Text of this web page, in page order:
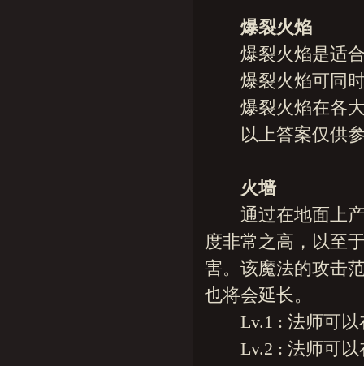
爆裂火焰
爆裂火焰是适合
爆裂火焰可同时
爆裂火焰在各大
以上答案仅供参
火墙
通过在地面上产
度非常之高，以至
害。该魔法的攻击
也将会延长。
Lv.1 : 法师可以
Lv.2 : 法师可以